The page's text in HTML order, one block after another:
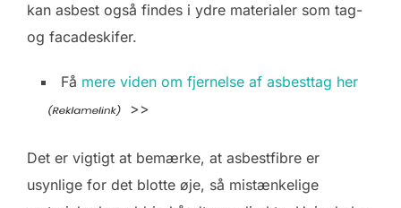
kan asbest også findes i ydre materialer som tag-
og facadeskifer.
Få mere viden om fjernelse af asbesttag her
>>
Det er vigtigt at bemærke, at asbestfibre er
usynlige for det blotte øje, så mistænkelige